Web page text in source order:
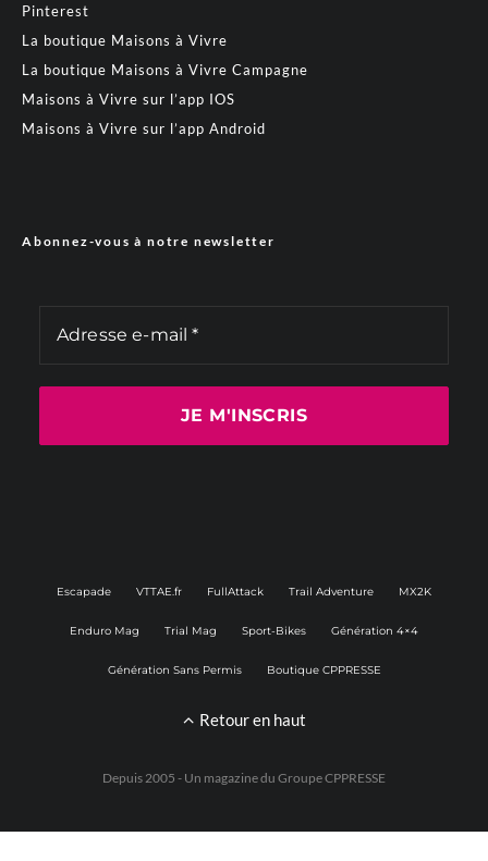
Pinterest
La boutique Maisons à Vivre
La boutique Maisons à Vivre Campagne
Maisons à Vivre sur l’app IOS
Maisons à Vivre sur l’app Android
Abonnez-vous à notre newsletter
Escapade VTTAE.fr FullAttack Trail Adventure MX2K
Enduro Mag Trial Mag Sport-Bikes Génération 4×4
Génération Sans Permis Boutique CPPRESSE
Retour en haut
Depuis 2005 - Un magazine du Groupe CPPRESSE